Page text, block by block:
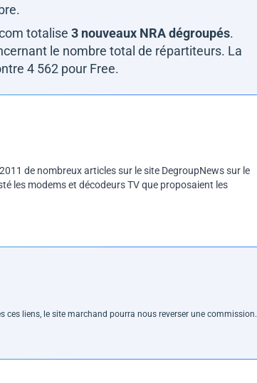
totalise 3 nouveaux NRA dégroupés.
le nombre total de répartiteurs. La
4 562 pour Free.
de nombreux articles sur le site DegroupNews sur le
les modems et décodeurs TV que proposaient les
ces liens, le site marchand pourra nous reverser une commission.